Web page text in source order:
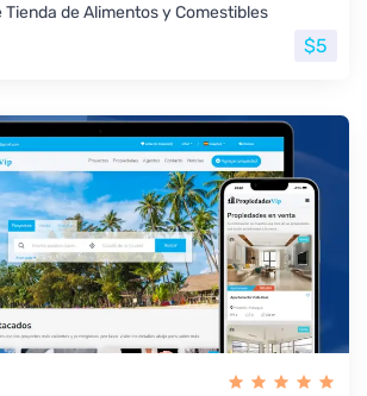
Tienda de Alimentos y Comestibles
$5